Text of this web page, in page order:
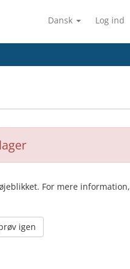
Dansk Log ind
For mere information,
igen